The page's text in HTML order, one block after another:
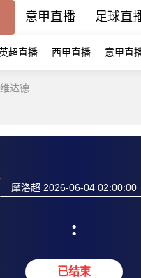
意甲直播 足球直
超直播 西甲直播 意甲直
达德
摩洛超 2026-06-04 02:00:00
:
已结束